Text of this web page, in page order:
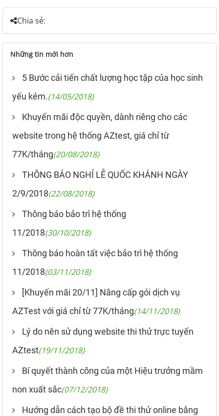
Chia sẻ:
Những tin mới hơn
5 Bước cải tiến chất lượng học tập của học sinh
yếu kém.(14/05/2018)
Khuyến mãi độc quyền, dành riêng cho các
website trong hệ thống AZtest, giá chỉ từ
77K/tháng(20/08/2018)
THÔNG BÁO NGHỈ LỄ QUỐC KHÁNH NGÀY
2/9/2018(22/08/2018)
Thông báo bảo trì hệ thống
11/2018(30/10/2018)
Thông báo hoàn tất việc bảo trì hệ thống
11/2018(03/11/2018)
[Khuyến mãi 20/11] Nâng cấp gói dịch vụ
AZTest với giá chỉ từ 77K/tháng(14/11/2018)
Lý do nên sử dụng website thi thử trực tuyến
AZtest(19/11/2018)
Bí quyết thành công của một Hiệu trưởng mầm
non xuất sắc(07/12/2018)
Hướng dẫn cách tạo bộ đề thi thử online bằng